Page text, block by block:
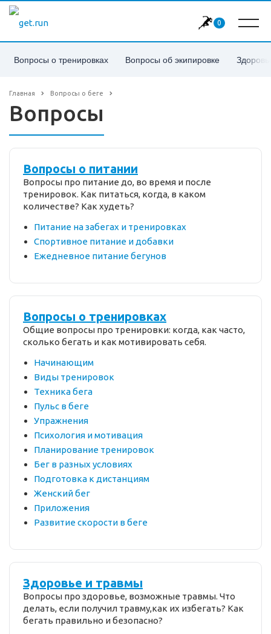
0
Вопросы о тренировках Вопросы об экипировке
Главная Вопросы о беге
Вопросы
Вопросы о питании
Вопросы про питание до, во время и после
тренировок. Как питаться, когда, в каком
количестве? Как худеть?
Питание на забегах и тренировках
Спортивное питание и добавки
Ежедневное питание бегунов
Вопросы о тренировках
Общие вопросы про тренировки: когда, как часто,
сколько бегать и как мотивировать себя.
Начинающим
Виды тренировок
Техника бега
Пульс в беге
Упражнения
Психология и мотивация
Планирование тренировок
Бег в разных условиях
Подготовка к дистанциям
Женский бег
Приложения
Развитие скорости в беге
Здоровье и травмы
Вопросы про здоровье, возможные травмы. Что
делать, если получил травму,как их избегать? Как
бегать правильно и безопасно?